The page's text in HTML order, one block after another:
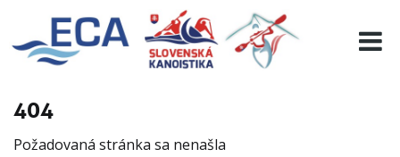
404
Požadovaná stránka sa nenašla
EURO 19
INFO
RESULTS